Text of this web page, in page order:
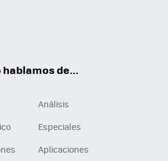
hablamos de...
Análisis
Especiales
Aplicaciones